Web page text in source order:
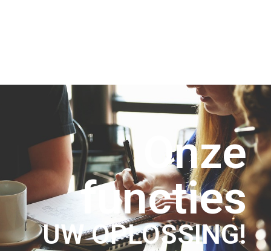
Onze
functies
UW OPLOSSING!